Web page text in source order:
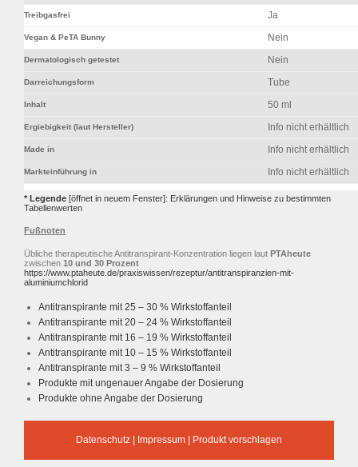
Treibgasfrei Ja
Vegan & PeTA Bunny Nein
Dermatologisch getestet Nein
Darreichungsform Tube
Inhalt 50 ml
Ergiebigkeit (laut Hersteller) Info nicht erhältlich
Made in Info nicht erhältlich
Markteinführung in Info nicht erhältlich
* Legende [öffnet in neuem Fenster]: Erklärungen und Hinweise zu bestimmten
Tabellenwerten
Fußnoten
Übliche therapeutische Antitranspirant-Konzentration liegen laut PTAheute
zwischen 10 und 30 Prozent
https://www.ptaheute.de/praxiswissen/rezeptur/antitranspiranzien-mit-
aluminiumchlorid
Antitranspirante mit 25 – 30 % Wirkstoffanteil
Antitranspirante mit 20 – 24 % Wirkstoffanteil
Antitranspirante mit 16 – 19 % Wirkstoffanteil
Antitranspirante mit 10 – 15 % Wirkstoffanteil
Antitranspirante mit 3 – 9 % Wirkstoffanteil
Produkte mit ungenauer Angabe der Dosierung
Produkte ohne Angabe der Dosierung
Datenschutz | Impressum | Produkt vorschlagen